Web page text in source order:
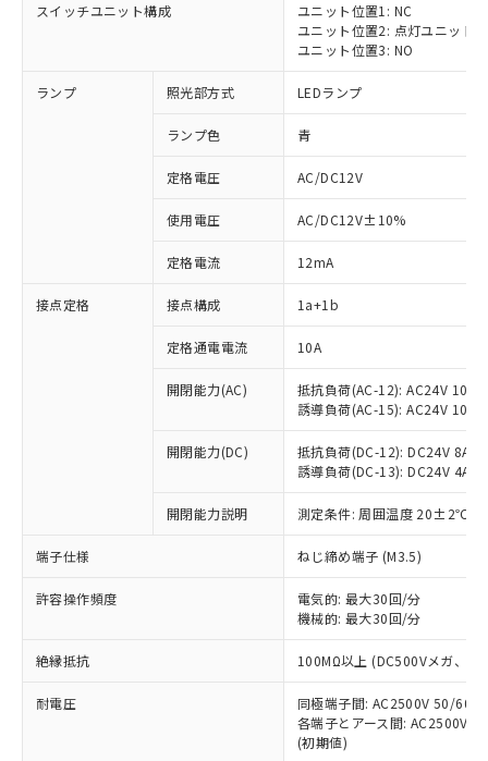
スイッチユニット構成
ユニット位置1: NC
ユニット位置2: 点灯ユニット
ユニット位置3: NO
ランプ 照光部方式 LEDランプ
ランプ色 青
定格電圧 AC/DC12V
使用電圧 AC/DC12V±10%
定格電流 12mA
接点定格 接点構成 1a+1b
定格通電電流 10A
開閉能力(AC)
抵抗負荷(AC-12): AC24V 10A/
誘導負荷(AC-15): AC24V
開閉能力(DC)
抵抗負荷(DC-12): DC24V 8A/
誘導負荷(DC-13): DC24V 4A/
開閉能力説明 測定条件: 周囲温度 20±2℃、
端子仕様 ねじ締め端子 (M3.5)
許容操作頻度
電気的: 最大30回/分
機械的: 最大30回/分
絶縁抵抗 100MΩ以上 (DC500Vメガ、点
耐電圧
同極端子間: AC2500V 50/
各端子とアース間: AC2500V
(初期値)
ご利用条件
ご利用ください。
本サービスは、当社制御機器事業取扱
商品の当社在庫状況および標準価格
(税抜)を提供させていただくもので
当社制御機器事業取扱商品の中には、
本サービスの対象外となる商品もある
ことをご了承ください。
在庫状況および標準価格照会結果は、
対応済み：EU RoHS指令（10物質）の
非含有に対応した製品が提供可能な商品で
対応予定：EU RoHS指令（10物質）の非含
有に対応した製品に切り替える予定のある
対応予定なし：EU RoHS指令（10物質）の
非含有に非対応の商品で、対応品を出す予
定はありません。
調査・確認中：EU RoHS指令（10物質）の
非含有の対応状況を調査中または確認中の
害物質有無と関係のない商品です。
仕入先様の事情により、非含有部品として
いたものが、含有品と判明した場合などや
むを得ず変更することがあります。
※1 中国RoHS○×表
「○」：最大均質材料含有率が中国RoHSの
基準値以下であることを示します。
「×」：最大均質材料含有率が中国RoHSの
基準値を超えていることを示します。
「－」：未確認です。当社販売部門へお問
当社は、これら貴社製品のうち、外国
為替および外国貿易法に定める商品